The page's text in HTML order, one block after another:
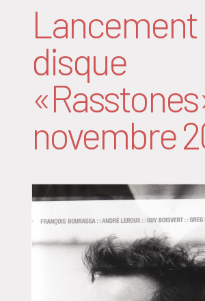
Lancement
disque
novembre